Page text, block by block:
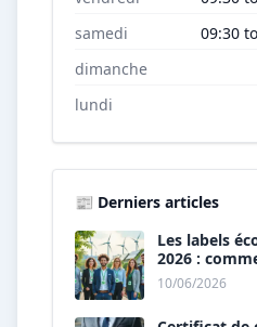
samedi
09:30
dimanche
lundi
📰 Derniers articles
Les labels
2026 :
« vert » ?
10/06/2026